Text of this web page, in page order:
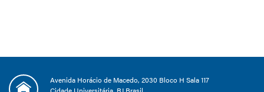
Avenida Horácio de Macedo, 2030 Bloco H Sala 117